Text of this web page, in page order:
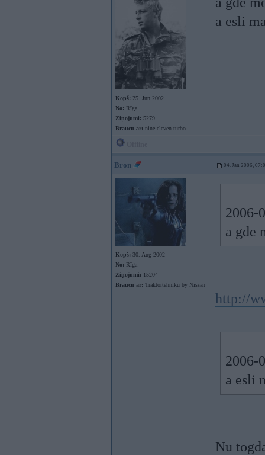
Kopš: 25. Jun 2002
No: Rīga
Ziņojumi: 5279
Braucu ar: nine eleven turbo
a esli
Bron 04. Jan 2006,
Kopš: 30. Aug 2002
No: Rīga
Ziņojumi: 15204
Braucu ar: Traktortehniku by Nissan
2006-
a gde
http://
2006-
a esli
Nu